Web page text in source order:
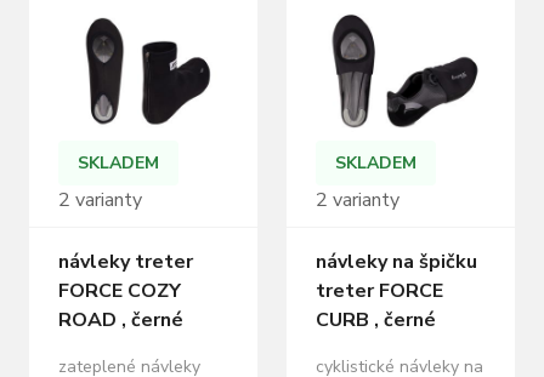
polyuretan, 5%
elastan baleno v
sáčku s kartou FORCE
mm, 60% polyamid,
40% polyester
baleno v sáčku s
kartou FORCE
SKLADEM
2 varianty
návleky treter
FORCE COZY
ROAD , černé
zateplené návleky
SKLADEM
2 varianty
návleky na špičku
treter FORCE
CURB , černé
cyklistické návleky na